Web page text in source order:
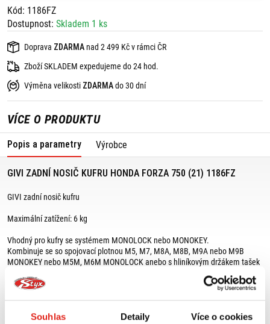
Souhlas Detaily Více o cookies
Kód: 1186FZ
Dostupnost: Skladem 1 ks
Doprava ZDARMA nad 2 499 Kč v rámci ČR
Zboží SKLADEM expedujeme do 24 hod.
Výměna velikosti ZDARMAdo 30 dní
VÍCE O PRODUKTU
Popis a parametry Výrobce
GIVI ZADNÍ NOSIČ KUFRU HONDA FORZA 750 (21) 1186FZ
GIVI zadní nosič kufru
Maximální zatížení: 6 kg
Vhodný pro kufry se systémem MONOLOCK nebo MONOKEY.
Kombinuje se so spojovací plotnou M5, M7, M8A, M8B, M9A nebo M9B
MONOKEY nebo M5M, M6M MONOLOCK anebo s hliníkovým držákem tašek
V kombinaci s M8A, M8B, M9A, M9B neumožňuje montáž soupravy